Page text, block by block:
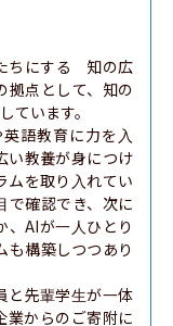
ちにする　知の広
拠点として、知の
ています。
語教育に力を入
い教養が身につけ
ムを取り入れてい
で確認でき、次に
、AIが一人ひとり
も構築しつつあり
と先輩学生が一体
業からのご寄附に